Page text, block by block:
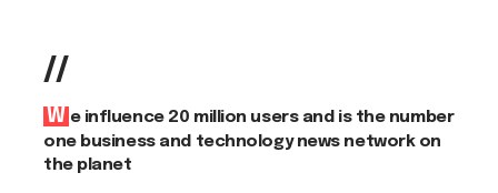
//
We influence 20 million users and is the number
one business and technology news network on
the planet